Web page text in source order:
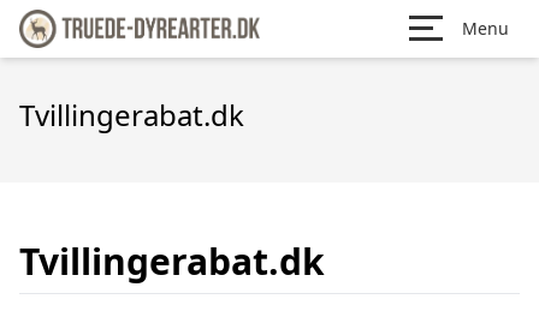
Menu
Tvillingerabat.dk
Tvillingerabat.dk